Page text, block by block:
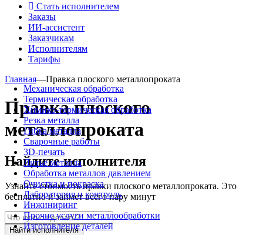
Стать исполнителем
Заказы
ИИ-ассистент
Заказчикам
Исполнителям
Тарифы
Механическая обработка
Термическая обработка
Химико-термическая обработка
Резка металла
Гибка металла
Сварочные работы
3D-печать
Литьё металла
Обработка металлов давлением
Очистка и покраска
Лаборатория и контроль
Инжиниринг
Прочие услуги металлообработки
Изготовление деталей
Главная—Правка плоского металлопроката
Правка плоского
металлопроката
Найдите исполнителя
Узнайте стоимость правки плоского металлопроката. Это
бесплатно и займет всего пару минут
Найти исполнителя